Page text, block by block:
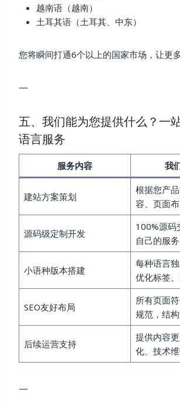
越南语（越南）
土耳其语（土耳其、中东）
您将瞬间打通6个以上的国家市场，让更
—
五、我们能为您提供什么？一
语言服务
服务内容 我
建站方案策划
根据您产
容、页面
源码级定制开发
100%源码
自己的服
小语种版本搭建
每种语言独
优化标签
SEO友好布局
所有页面
规范，结
后续运营支持
提供内容
化、技术
—